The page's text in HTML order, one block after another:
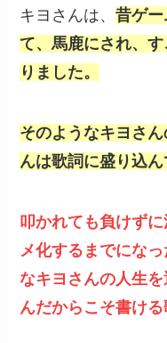
キヨさんは、昔ゲ
て、馬鹿にされ、
りました。
そのようなキヨさ
んは歌詞に盛り込ん
叩かれても負けず
メ化するまでにな
なキヨさんの人生
んだからこそ書ける